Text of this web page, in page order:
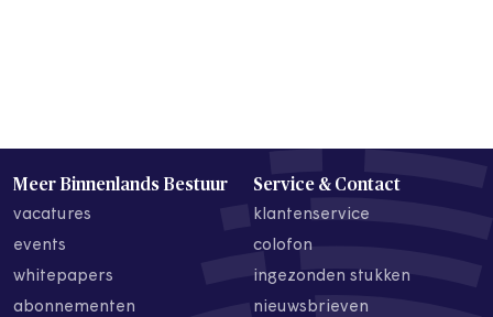
Meer Binnenlands Bestuur
vacatures
events
whitepapers
abonnementen
Service & Contact
klantenservice
colofon
ingezonden stukken
nieuwsbrieven